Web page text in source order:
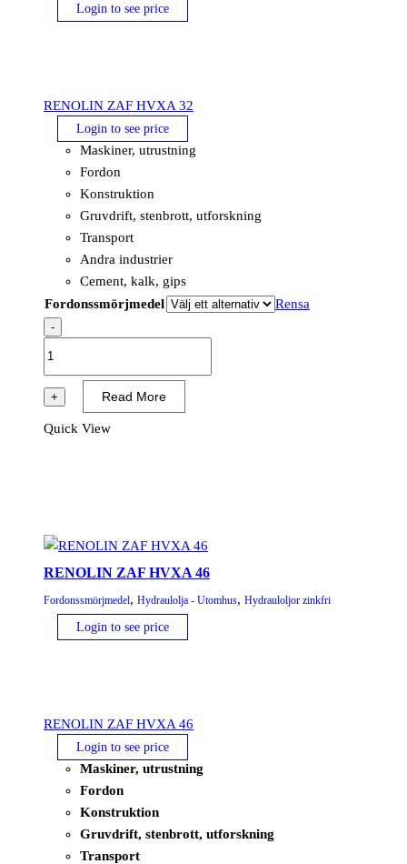
Login to see price
RENOLIN ZAF HVXA 32
Login to see price
Maskiner, utrustning
Fordon
Konstruktion
Gruvdrift, stenbrott, utforskning
Transport
Andra industrier
Cement, kalk, gips
Fordonssmörjmedel
Rensa
-
HVXA
mängd
+ Read More
Quick View
RENOLIN ZAF HVXA 46
Fordonssmörjmedel, Hydraulolja - Utomhus, Hydrauloljor zinkfri
Login to see price
RENOLIN ZAF HVXA 46
Login to see price
Maskiner, utrustning
Fordon
Konstruktion
Gruvdrift, stenbrott, utforskning
Transport